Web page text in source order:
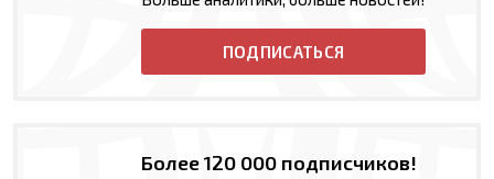
ПОДПИСАТЬСЯ
Более 120 000 подписчиков!